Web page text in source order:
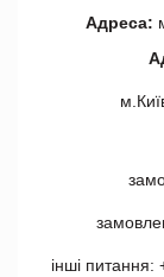
Адреса:
інші